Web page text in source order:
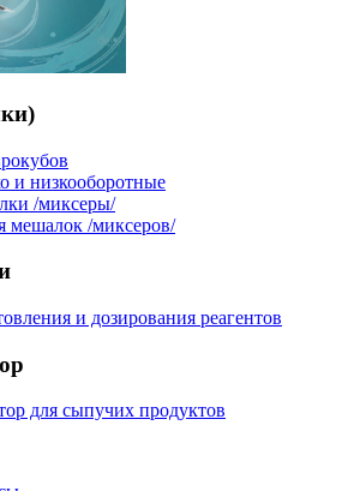
и низкооборотные
/миксеры/
мешалок /миксеров/
и дозирования реагентов
для сыпучих продуктов